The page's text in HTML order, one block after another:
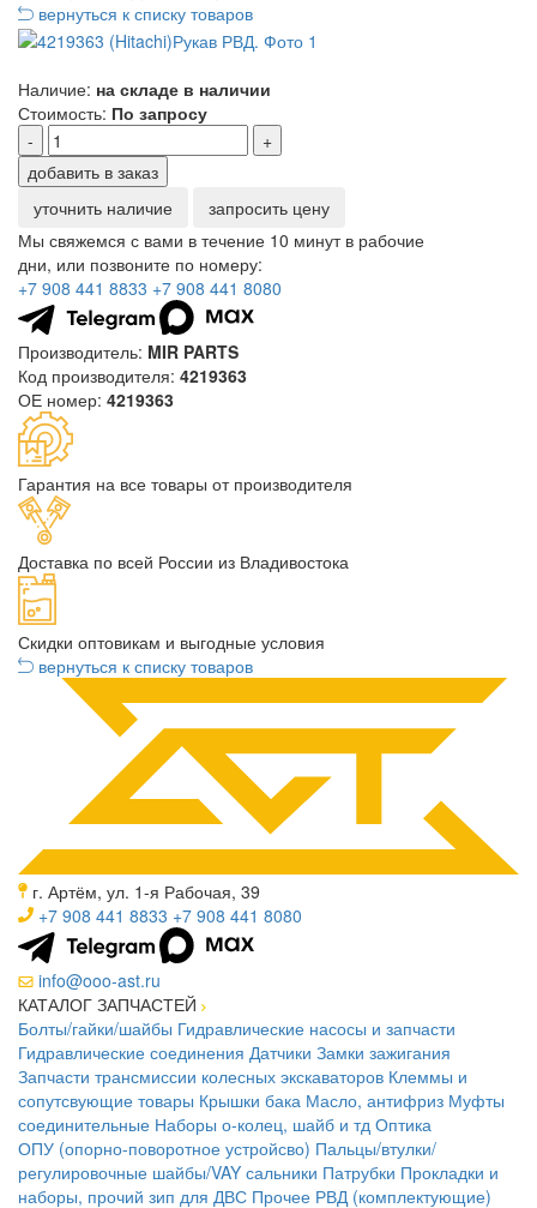
вернуться к списку товаров
Наличие: на складе в наличии
Стоимость: По запросу
-
+
добавить в заказ
уточнить наличие
запросить цену
Мы свяжемся с вами в течение 10 минут в рабочие
дни, или позвоните по номеру:
+7 908 441 8833 +7 908 441 8080
Производитель: MIR PARTS
Код производителя: 4219363
ОЕ номер: 4219363
Гарантия на все товары от производителя
Доставка по всей России из Владивостока
Скидки оптовикам и выгодные условия
вернуться к списку товаров
г. Артём, ул. 1-я Рабочая, 39
+7 908 441 8833 +7 908 441 8080
info@ooo-ast.ru
КАТАЛОГ ЗАПЧАСТЕЙ
Болты/гайки/шайбы Гидравлические насосы и запчасти
Гидравлические соединения Датчики Замки зажигания
Запчасти трансмиссии колесных экскаваторов Клеммы и
сопутсвующие товары Крышки бака Масло, антифриз Муфты
соединительные Наборы о-колец, шайб и тд Оптика
ОПУ (опорно-поворотное устройсво) Пальцы/втулки/
регулировочные шайбы/VAY сальники Патрубки Прокладки и
наборы, прочий зип для ДВС Прочее РВД (комплектующие)